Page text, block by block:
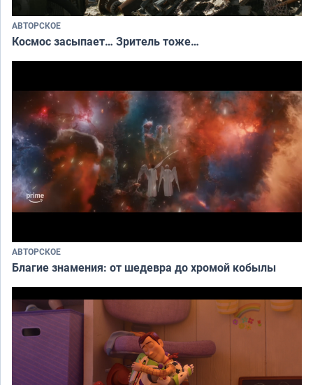
АВТОРСКОЕ
Космос засыпает… Зритель тоже…
АВТОРСКОЕ
Благие знамения: от шедевра до хромой кобылы